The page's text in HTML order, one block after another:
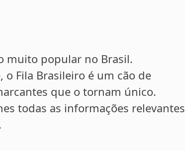
muito popular no Brasil.
Fila Brasileiro é um cão de
que o tornam único.
todas as informações relevantes